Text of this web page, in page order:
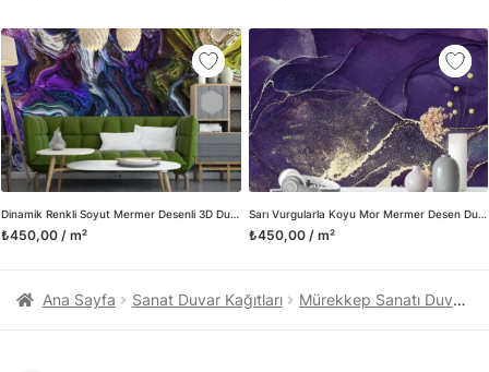
Dinamik Renkli Soyut Mermer Desenli 3D Duvar Kağıdı
₺450,00 / m²
Sarı Vurgularla Koyu Mor Mermer Desen Duvar Kağıdı, Kraliyet Mermer Etkisi Mermer Duvar Posteri
₺450,00 / m²
üretimini ve satışını yapmaktadır. Duvar tasarımının önemini
biliyor ve evin en kritik dekorasyon alanı olduğunu kabul
ediyoruz. Bu nedenle ürün yelpazemizi sürekli genişletiyor ve
trendlere ayak uydurmanın yanı sıra yeni trendlerin oluşumunda
da öncü rol üstleniyoruz.
Herhangi bir soru ya da sorununuz olursa bizimle iletişime
geçebilirsiniz.
Ana Sayfa Sanat Duvar Kağıtları Mürekkep Sanatı Duvar Kağıtları